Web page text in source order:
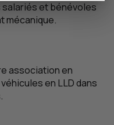
et bénévoles
mécanique.
association en
en LLDdans